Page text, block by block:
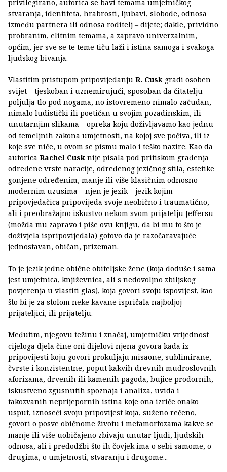
privilegirano, autorica se bavi temama umjetničkog
stvaranja, identiteta, hrabrosti, ljubavi, slobode, odnosa
između partnera ili odnosa roditelj – dijete; dakle, prividno
probranim, elitnim temama, a zapravo univerzalnim,
općim, jer sve se te teme tiču laži i istina samoga i svakoga
ljudskog bivanja.
Vlastitim pristupom pripovijedanju R. Cusk gradi osoben
svijet – tjeskoban i uznemirujući, sposoban da čitatelju
poljulja tlo pod nogama, no istovremeno nimalo začudan,
nimalo ludistički ili poetičan u svojim pozadinskim, ili
unutarnjim slikama – opreka koju doživljavamo kao jednu
od temeljnih zakona umjetnosti, na kojoj sve počiva, ili iz
koje sve niče, u ovom se pismu malo i teško nazire. Kao da
autorica Rachel Cusk nije pisala pod pritiskom građenja
određene vrste naracije, određenog jezičnog stila, estetike
gonjene određenim, manje ili više klasičnim odnosno
modernim uzusima – njen je jezik – jezik kojim
pripovjedačica pripovijeda svoje neobično i traumatično,
ali i preobražajno iskustvo nekom svom prijatelju Jeffersu
(možda mu zapravo i piše ovu knjigu, da bi mu to što je
doživjela ispripovijedala) gotovo da je razočaravajuće
jednostavan, običan, prizeman.
To je jezik jedne obične obiteljske žene (koja doduše i sama
jest umjetnica, književnica, ali s nedovoljno zbiljskog
povjerenja u vlastiti glas), koja govori svoju ispovijest, kao
što bi je za stolom neke kavane ispričala najboljoj
prijateljici, ili prijatelju.
Međutim, njegovu težinu i značaj, umjetničku vrijednost
cijeloga djela čine oni dijelovi njena govora kada iz
pripovijesti koju govori prokuljaju misaone, sublimirane,
čvrste i konzistentne, poput kakvih drevnih mudroslovnih
aforizama, drvenih ili kamenih pagoda, bujice prodornih,
iskustveno zgusnutih spoznaja i analiza, uvida i
takozvanih neprijepornih istina koje ona izriče onako
usput, iznoseći svoju pripovijest koja, suženo rečeno,
govori o posve običnome životu i metamorfozama kakve se
manje ili više uobičajeno zbivaju unutar ljudi, ljudskih
odnosa, ali i predodžbi što ih čovjek ima o sebi samome, o
drugima, o umjetnosti, stvaranju i drugome...